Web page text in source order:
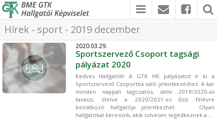
Hírek - sport - 2019 december
2020.03.29.
Sportszervező Csoport tagsági
pályázat 2020
Kedves Hallgatók! A GTK HK pályázatot ír ki a
Sportszervező Csoportba való jelentkezéshez. A kar
minden nappali tagozatos, aktív 2019/2020-as
tavaszi, illetve a 2020/2021-es őszi félévre
beiratkozó hallgatója jelentkezhet. Olyan
hallgatókat keresünk, akik szívesen segédkeznek a ...